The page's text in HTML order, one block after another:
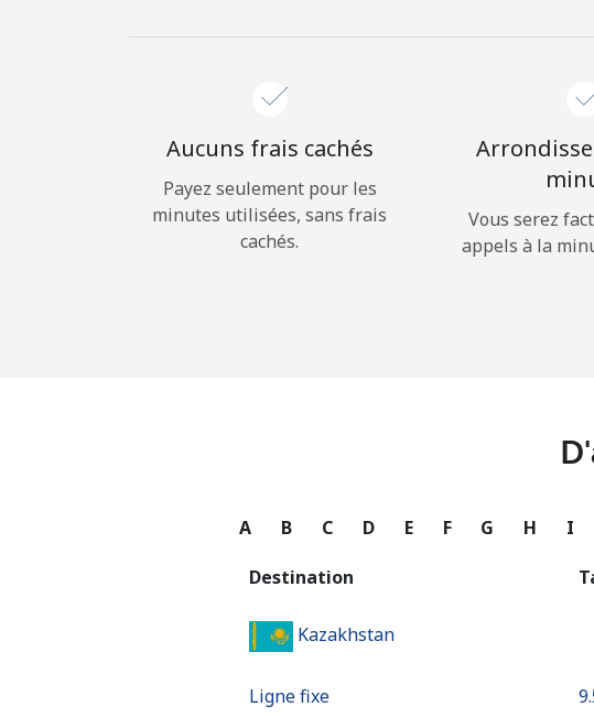
Aucuns frais cachés
Payez seulement pour les
minutes utilisées, sans frais
cachés.
Vous serez
appels à la
A B C D E F G H I
Destination
Kazakhstan
Ligne fixe